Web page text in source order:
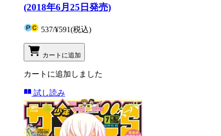
(2018年6月25日発売)
537/¥591(税込)
カートに追加
カートに追加しました
試し読み